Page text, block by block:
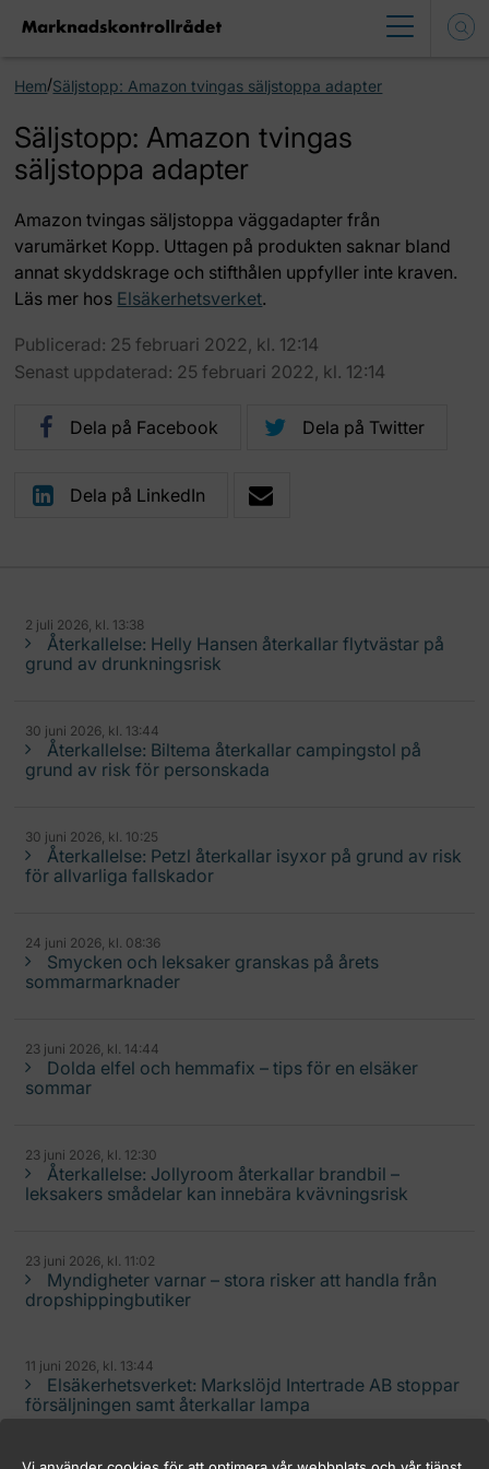
Hem/Säljstopp: Amazon tvingas säljstoppa adapter
Säljstopp: Amazon tvingas
säljstoppa adapter
Amazon tvingas säljstoppa väggadapter från
varumärket Kopp. Uttagen på produkten saknar bland
annat skyddskrage och stifthålen uppfyller inte kraven.
Läs mer hos Elsäkerhetsverket.
Publicerad: 25 februari 2022, kl. 12:14
Senast uppdaterad: 25 februari 2022, kl. 12:14
Dela på Facebook Dela på Twitter
Dela på LinkedIn
2 juli 2026, kl. 13:38
Återkallelse: Helly Hansen återkallar flytvästar på
grund av drunkningsrisk
30 juni 2026, kl. 13:44
Återkallelse: Biltema återkallar campingstol på
grund av risk för personskada
30 juni 2026, kl. 10:25
Återkallelse: Petzl återkallar isyxor på grund av risk
för allvarliga fallskador
24 juni 2026, kl. 08:36
Smycken och leksaker granskas på årets
sommarmarknader
23 juni 2026, kl. 14:44
Dolda elfel och hemmafix – tips för en elsäker
sommar
23 juni 2026, kl. 12:30
Återkallelse: Jollyroom återkallar brandbil –
leksakers smådelar kan innebära kvävningsrisk
23 juni 2026, kl. 11:02
Myndigheter varnar – stora risker att handla från
dropshippingbutiker
11 juni 2026, kl. 13:44
Elsäkerhetsverket: Markslöjd Intertrade AB stoppar
försäljningen samt återkallar lampa